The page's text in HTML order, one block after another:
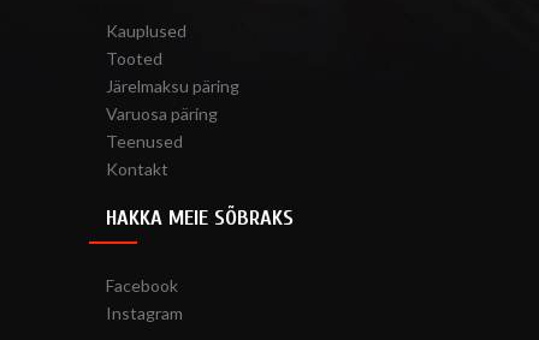
Kauplused
Tooted
Järelmaksu päring
Varuosa päring
Teenused
Kontakt
HAKKA MEIE SÕBRAKS
Facebook
Instagram